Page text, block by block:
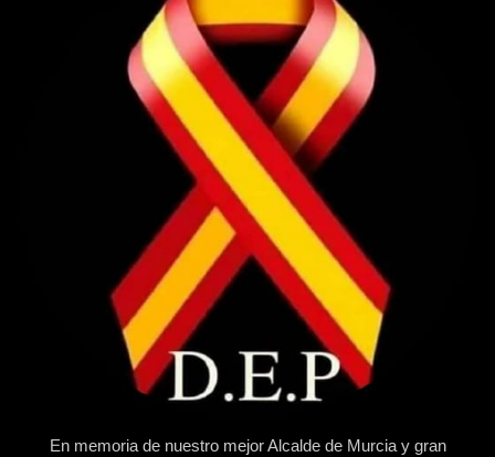
En memoria de nuestro mejor Alcalde de Murcia y gran